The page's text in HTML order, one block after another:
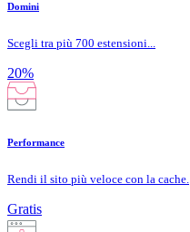
Domini
Scegli tra più 700 estensioni...
20%
Performance
Rendi il sito più veloce con la cache.
Gratis